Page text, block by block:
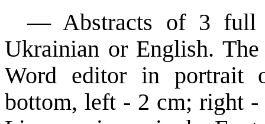
— Abstracts of 3 full
Ukrainian or English.
Word editor in portrait
bottom, left - 2 cm; right -